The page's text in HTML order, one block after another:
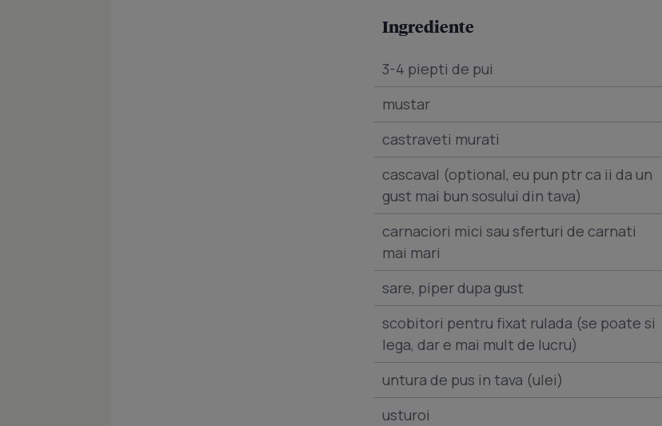
Ingrediente
3-4 piepti de pui
mustar
castraveti murati
cascaval (optional, eu pun ptr ca ii da un
gust mai bun sosului din tava)
carnaciori mici sau sferturi de carnati
mai mari
sare, piper dupa gust
scobitori pentru fixat rulada (se poate si
lega, dar e mai mult de lucru)
untura de pus in tava (ulei)
usturoi